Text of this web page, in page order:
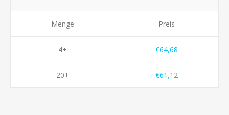
Menge
4+
20+
Preis
€64,68
€61,12